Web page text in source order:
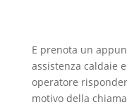
E prenota un
assistenza caldaie
operatore
motivo della